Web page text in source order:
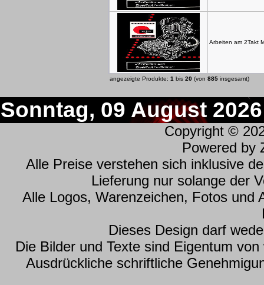
Arbeiten am 2Takt
angezeigte Produkte: 1 bis 20 (von 885 insgesamt)
Sonntag, 09 August 2026
Copyright ©
Powered by
Alle Preise verstehen sich inklusive
Lieferung nur solange der
Alle Logos, Warenzeichen, Fotos und
Dieses Design darf
Die Bilder und Texte sind Eigentum
Ausdrückliche schriftliche